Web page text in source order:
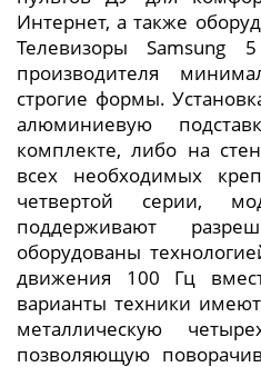
Интернет, а также
Телевизоры Samsung
производителя
строгие формы.
алюминиевую
комплекте, либо на
всех необходимых
четвертой серии,
поддерживают
оборудованы
движения 100 Гц
варианты техники
металлическую
позволяющую